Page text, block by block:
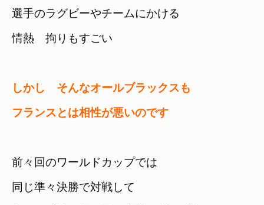
選手のラグビーやチームにかける
情熱　拘りもすごい
しかし　そんなオールブラックスも
フランスとは相性が悪いのです
前々回のワールドカップでは
同じ準々決勝で対戦して